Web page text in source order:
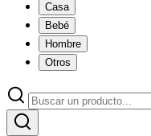
Casa
Bebé
Hombre
Otros